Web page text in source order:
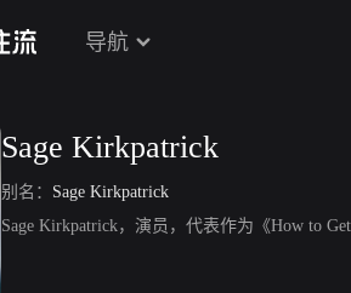
导航
Sage Kirkpatrick
别名： Sage Kirkpatrick
Sage Kirkpatrick，演员，代表作为《How to